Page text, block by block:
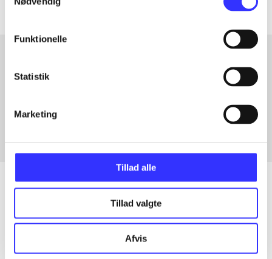
Funktionelle
Statistik
Marketing
Tillad alle
Tillad valgte
Afvis
Artikler med samme emner
Artikler
Alle registrerede artikler fordelt på udgivelser